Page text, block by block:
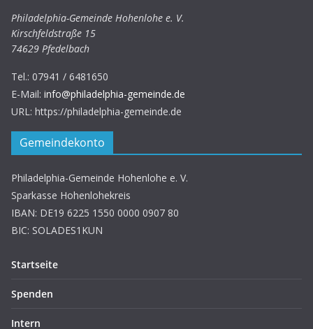
Philadelphia-Gemeinde Hohenlohe e. V.
Kirschfeldstraße 15
74629 Pfedelbach
Tel.: 07941 / 6481650
E-Mail: info@philadelphia-gemeinde.de
URL: https://philadelphia-gemeinde.de
Gemeindekonto
Philadelphia-Gemeinde Hohenlohe e. V.
Sparkasse Hohenlohekreis
IBAN: DE19 6225 1550 0000 0907 80
BIC: SOLADES1KUN
Startseite
Spenden
Intern